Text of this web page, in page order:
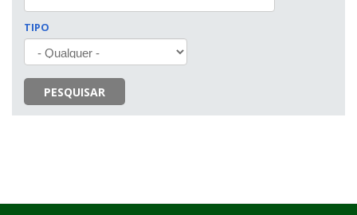
TIPO
PESQUISAR